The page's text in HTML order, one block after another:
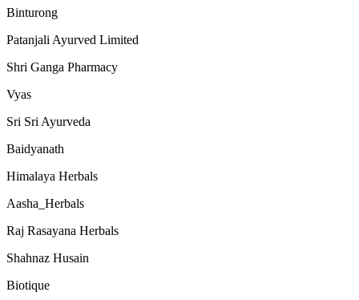
Binturong
Patanjali Ayurved Limited
Shri Ganga Pharmacy
Vyas
Sri Sri Ayurveda
Baidyanath
Himalaya Herbals
Aasha_Herbals
Raj Rasayana Herbals
Shahnaz Husain
Biotique